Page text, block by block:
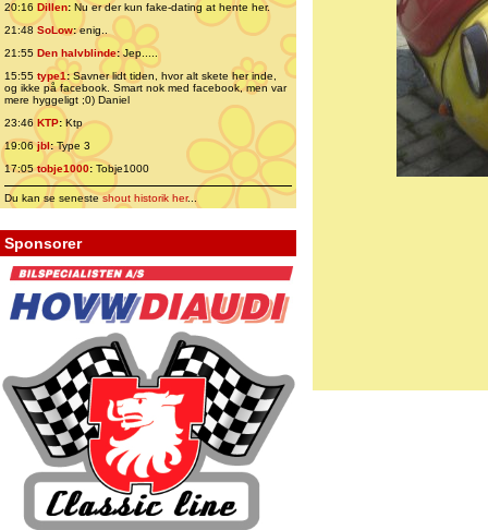
20:16 Dillen: Nu er der kun fake-dating at hente her.
21:48 SoLow:enig..
21:55 Den halvblinde:Jep.....
15:55 type1:Savner lidt tiden, hvor alt skete her inde,
og ikke på facebook. Smart nok med facebook, men var
mere hyggeligt ;0) Daniel
23:46 KTP:Ktp
19:06jbl:Type 3
17:05tobje1000: Tobje1000
Du kan se senesteshout historik her...
Sponsorer